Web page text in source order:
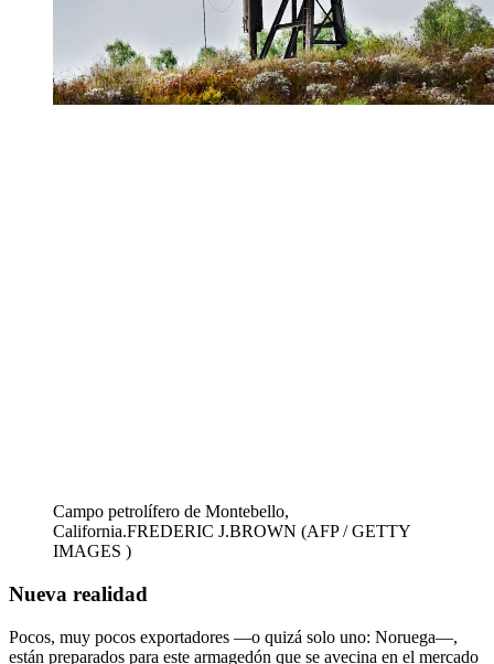
Campo petrolífero de Montebello,
California.FREDERIC J.BROWN (AFP / GETTY
IMAGES )
Nueva realidad
Pocos, muy pocos exportadores —o quizá solo uno: Noruega—,
están preparados para este armagedón que se avecina en el mercado